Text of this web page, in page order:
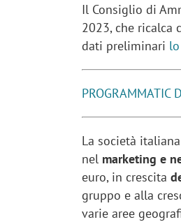
Il Consiglio di
2023, che ricalca
dati preliminari
PROGRAMMATIC
La società
nel marketing e
euro, in crescita
gruppo e alla
varie aree